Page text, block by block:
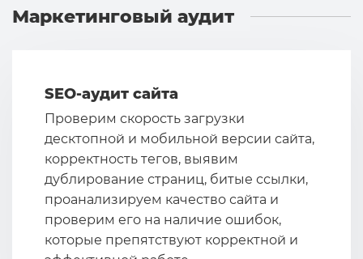
Маркетинговый аудит
SEO-аудит сайта
Проверим скорость загрузки
десктопной и мобильной версии сайта,
корректность тегов, выявим
дублирование страниц, битые ссылки,
проанализируем качество сайта и
проверим его на наличие ошибок,
которые препятствуют корректной и